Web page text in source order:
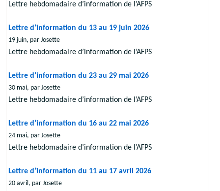
Lettre hebdomadaire d’information de l’AFPS
Lettre d’information du 13 au 19 juin 2026
19 juin, par Josette
Lettre hebdomadaire d’information de l’AFPS
Lettre d’information du 23 au 29 mai 2026
30 mai, par Josette
Lettre hebdomadaire d’information de l’AFPS
Lettre d’information du 16 au 22 mai 2026
24 mai, par Josette
Lettre hebdomadaire d’information de l’AFPS
Lettre d’information du 11 au 17 avril 2026
20 avril, par Josette